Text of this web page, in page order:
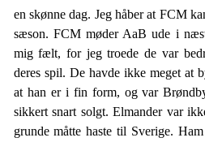
en skønne dag. Jeg håber at FCM
sæson. FCM møder AaB ude i
mig fælt, for jeg troede de var
deres spil. De havde ikke meget at
at han er i fin form, og var
sikkert snart solgt. Elmander var
grunde måtte haste til Sverige.